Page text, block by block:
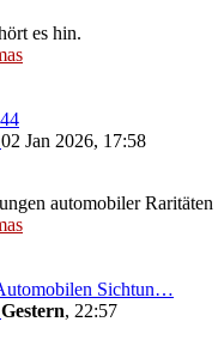
es hin.
02 Jan 2026, 17:58
automobiler Raritäten
Sichtun…
Gestern, 22:57